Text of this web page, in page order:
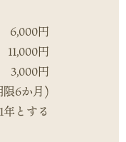
6,000円
11,000円
3,000円
限6か月)
とする